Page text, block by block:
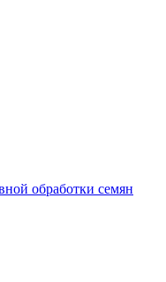
обработки семян